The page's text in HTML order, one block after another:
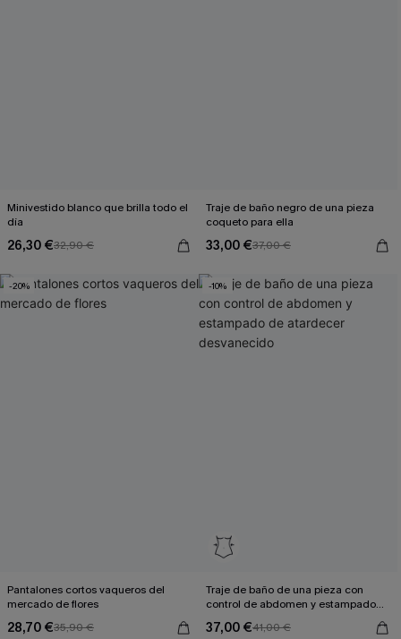
Minivestido blanco que brilla todo el
día
26,30 €32,90 €
Traje de baño negro de una pieza
coqueto para ella
33,00 €37,00 €
-20%
Pantalones cortos vaqueros del
mercado de flores
28,70 €35,90 €
-10%
Traje de baño de una pieza con
control de abdomen y estampado
37,00 €41,00 €